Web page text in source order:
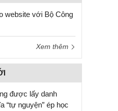
website với Bộ Công
Xem thêm
được lấy danh
“tự nguyện” ép học